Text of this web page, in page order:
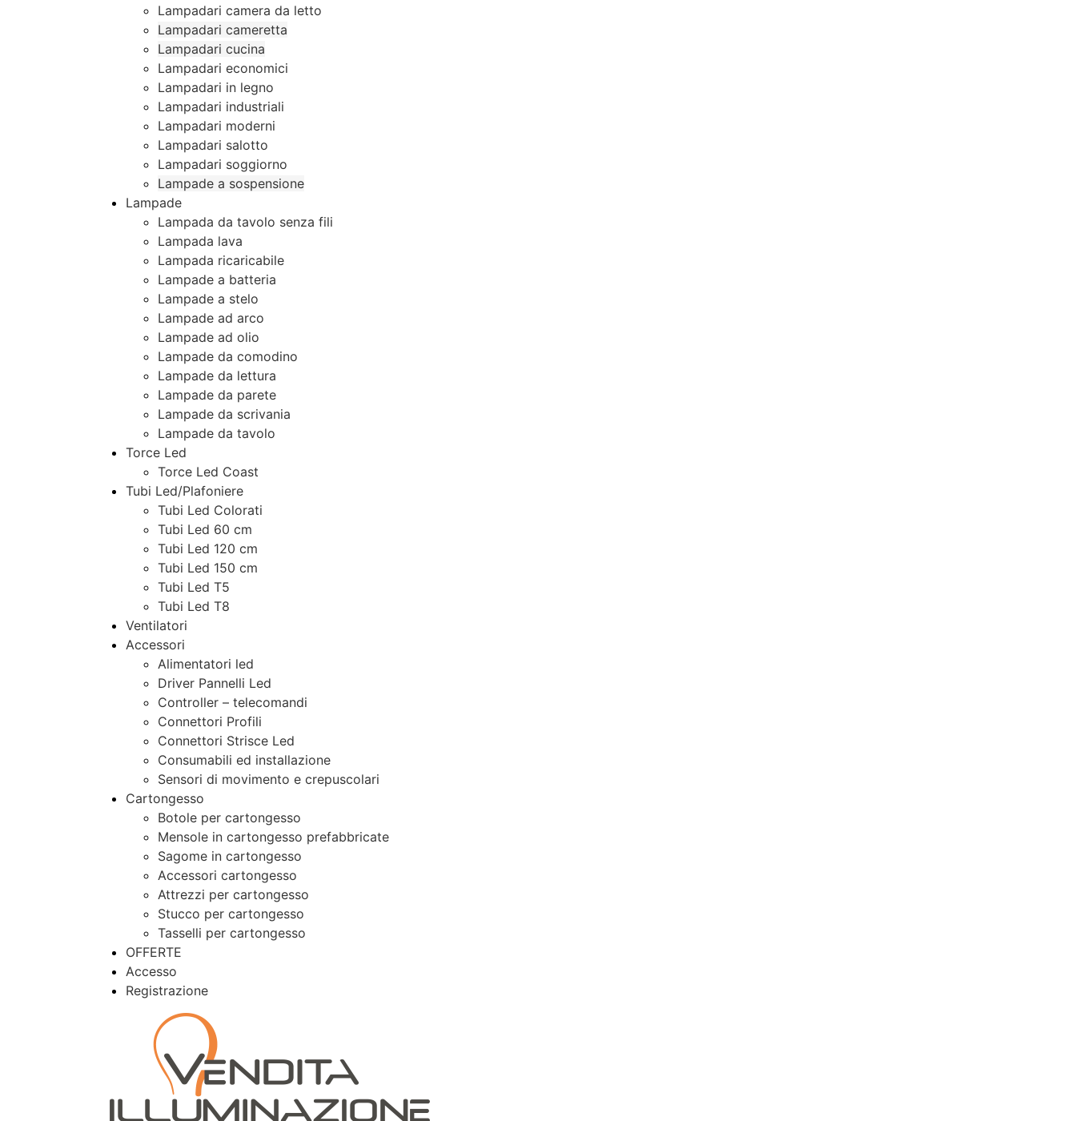
Lampadari camera da letto
Lampadari cameretta
Lampadari cucina
Lampadari economici
Lampadari in legno
Lampadari industriali
Lampadari moderni
Lampadari salotto
Lampadari soggiorno
Lampade a sospensione
Lampade
Lampada da tavolo senza fili
Lampada lava
Lampada ricaricabile
Lampade a batteria
Lampade a stelo
Lampade ad arco
Lampade ad olio
Lampade da comodino
Lampade da lettura
Lampade da parete
Lampade da scrivania
Lampade da tavolo
Torce Led
Torce Led Coast
Tubi Led/Plafoniere
Tubi Led Colorati
Tubi Led 60 cm
Tubi Led 120 cm
Tubi Led 150 cm
Tubi Led T5
Tubi Led T8
Ventilatori
Accessori
Alimentatori led
Driver Pannelli Led
Controller – telecomandi
Connettori Profili
Connettori Strisce Led
Consumabili ed installazione
Sensori di movimento e crepuscolari
Cartongesso
Botole per cartongesso
Mensole in cartongesso prefabbricate
Sagome in cartongesso
Accessori cartongesso
Attrezzi per cartongesso
Stucco per cartongesso
Tasselli per cartongesso
OFFERTE
Accesso
Registrazione